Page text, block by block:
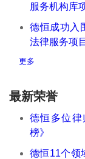
服务机构库
德恒成功入
法律服务项
更多
最新荣誉
德恒多位律
榜》
德恒11个领